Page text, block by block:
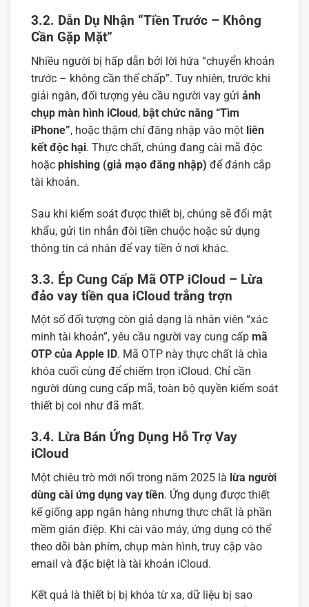
3.2. Dẫn Dụ Nhận “Tiền Trước – Không
Cần Gặp Mặt”
Nhiều người bị hấp dẫn bởi lời hứa “chuyển khoản
trước – không cần thế chấp”. Tuy nhiên, trước khi
giải ngân, đối tượng yêu cầu người vay gửi ảnh
chụp màn hình iCloud, bật chức năng “Tìm
iPhone”, hoặc thậm chí đăng nhập vào một liên
kết độc hại. Thực chất, chúng đang cài mã độc
hoặc phishing (giả mạo đăng nhập) để đánh cắp
tài khoản.
Sau khi kiểm soát được thiết bị, chúng sẽ đổi mật
khẩu, gửi tin nhắn đòi tiền chuộc hoặc sử dụng
thông tin cá nhân để vay tiền ở nơi khác.
3.3. Ép Cung Cấp Mã OTP iCloud – Lừa
đảo vay tiền qua iCloud trắng trợn
Một số đối tượng còn giả dạng là nhân viên “xác
minh tài khoản”, yêu cầu người vay cung cấp mã
OTP của Apple ID. Mã OTP này thực chất là chìa
khóa cuối cùng để chiếm trọn iCloud. Chỉ cần
người dùng cung cấp mã, toàn bộ quyền kiểm soát
thiết bị coi như đã mất.
3.4. Lừa Bán Ứng Dụng Hỗ Trợ Vay
iCloud
Một chiêu trò mới nổi trong năm 2025 là lừa người
dùng cài ứng dụng vay tiền. Ứng dụng được thiết
kế giống app ngân hàng nhưng thực chất là phần
mềm gián điệp. Khi cài vào máy, ứng dụng có thể
theo dõi bàn phím, chụp màn hình, truy cập vào
email và đặc biệt là tài khoản iCloud.
Kết quả là thiết bị bị khóa từ xa, dữ liệu bị sao